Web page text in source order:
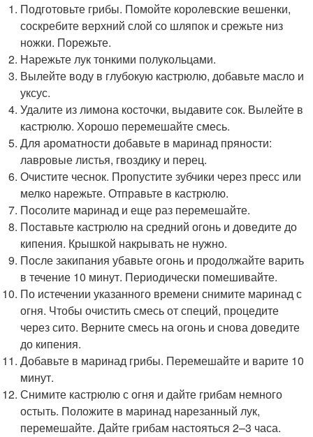
Подготовьте грибы. Помойте королевские вешенки,
соскребите верхний слой со шляпок и срежьте низ
ножки. Порежьте.
Нарежьте лук тонкими полукольцами.
Вылейте воду в глубокую кастрюлю, добавьте масло и
уксус.
Удалите из лимона косточки, выдавите сок. Вылейте в
кастрюлю. Хорошо перемешайте смесь.
Для ароматности добавьте в маринад пряности:
лавровые листья, гвоздику и перец.
Очистите чеснок. Пропустите зубчики через пресс или
мелко нарежьте. Отправьте в кастрюлю.
Посолите маринад и еще раз перемешайте.
Поставьте кастрюлю на средний огонь и доведите до
кипения. Крышкой накрывать не нужно.
После закипания убавьте огонь и продолжайте варить
в течение 10 минут. Периодически помешивайте.
По истечении указанного времени снимите маринад с
огня. Чтобы очистить смесь от специй, процедите
через сито. Верните смесь на огонь и снова доведите
до кипения.
Добавьте в маринад грибы. Перемешайте и варите 10
минут.
Снимите кастрюлю с огня и дайте грибам немного
остыть. Положите в маринад нарезанный лук,
перемешайте. Дайте грибам настояться 2–3 часа.